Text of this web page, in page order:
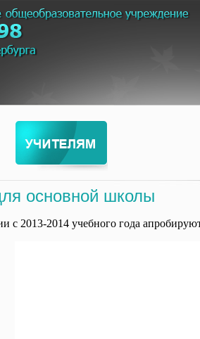
основной школы
с 2013-2014 учебного года